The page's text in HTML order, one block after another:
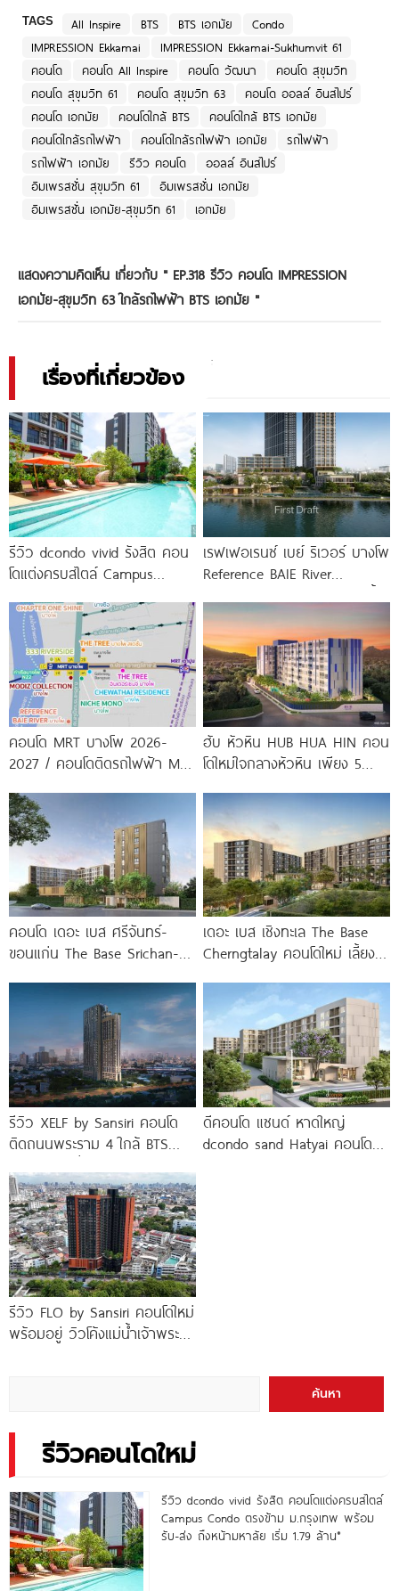
TAGS All Inspire BTS BTS เอกมัย
Condo
IMPRESSION Ekkamai
IMPRESSION Ekkamai-Sukhumvit 61
คอนโด
คอนโด All Inspire คอนโด วัฒนา
คอนโด สุขุมวิท
คอนโด สุขุมวิท 61
คอนโด สุขุมวิท 63
คอนโด ออลล์ อินสไปร์
คอนโด เอกมัย
คอนโดใกล้ BTS
คอนโดใกล้ BTS เอกมัย
คอนโดใกล้รถไฟฟ้า
คอนโดใกล้รถไฟฟ้า เอกมัย
รถไฟฟ้า
รถไฟฟ้า เอกมัย
รีวิว คอนโด
ออลล์ อินสไปร์
อิมเพรสชั่น สุขุมวิท 61
อิมเพรสชั่น เอกมัย
อิมเพรสชั่น เอกมัย-สุขุมวิท 61
เอกมัย
แสดงความคิดเห็น เกี่ยวกับ " EP.318 รีวิว คอนโด IMPRESSION
เอกมัย-สุขุมวิท 63 ใกล้รถไฟฟ้า BTS เอกมัย "
เรื่องที่เกี่ยวข้อง
รีวิว dcondo vivid รังสิต คอน
โดแต่งครบสไตล์ Campus
พร้อมรับ-ส่ง
เรฟเฟอเรนซ์ เบย์ ริเวอร์ บางโพ
Reference BAIE River
จาก
คอนโด MRT บางโพ 2026-
2027 / คอนโดติดรถไฟฟ้า MRT
ฮับ หัวหิน HUB HUA HIN คอน
โดใหม่ใจกลางหัวหิน เพียง 5
คอนโด เดอะ เบส ศรีจันทร์-
ขอนแก่น The Base Srichan-
ขอนแก่น
เดอะ เบส เชิงทะเล The Base
Cherngtalay คอนโดใหม่ เลี้ยง
รีวิว XELF by Sansiri คอนโด
ติดถนนพระราม 4 ใกล้ BTS
ดีคอนโด แซนด์ หาดใหญ่
dcondo sand Hatyai คอนโด
รีวิว FLO by Sansiri คอนโดใหม่
พร้อมอยู่ วิวโค้งแม่น้ำเจ้าพระยา
ค้นหา
รีวิวคอนโดใหม่
รีวิว dcondo vivid รังสิต คอนโดแต่งครบสไตล์
Campus Condo ตรงข้าม ม.กรุงเทพ พร้อม
รับ-ส่ง ถึงหน้ามหาลัย เริ่ม 1.79 ล้าน*